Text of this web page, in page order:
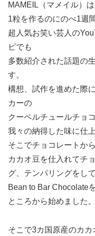
MAMEIL（マメイル）
1粒を作るのにのべ1週
超人気お笑い芸人の
ビでも
多数紹介された話題の
す。
構想、試作を進めた際
カーの
クーベルチュールチョ
我々の納得した味に仕
そこでチョコレートか
カカオ豆を仕入れてチ
グ、テンパリングをし
Bean to Bar Chocolate
ところから始めました。
そこで3カ国原産のカ